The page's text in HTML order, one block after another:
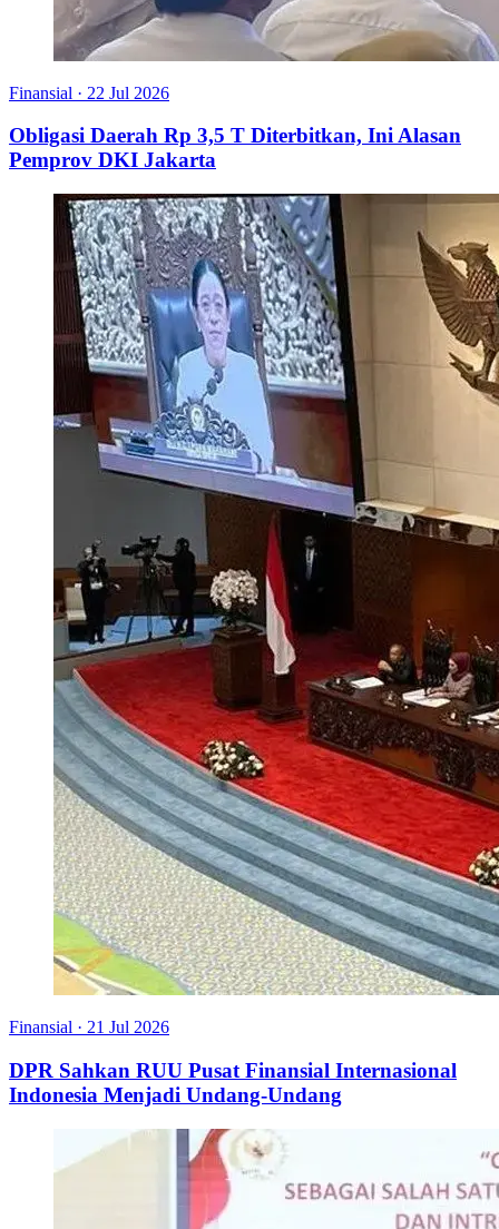
Finansial · 22 Jul 2026
Obligasi Daerah Rp 3,5 T Diterbitkan, Ini Alasan
Pemprov DKI Jakarta
Finansial · 21 Jul 2026
DPR Sahkan RUU Pusat Finansial Internasional
Indonesia Menjadi Undang-Undang